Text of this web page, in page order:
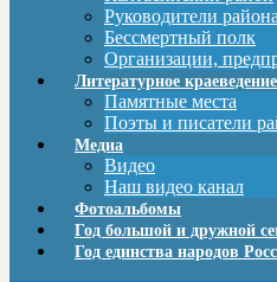
Руководители района
Бессмертный полк
Организации,
Литературное краеведение
Памятные места
Поэты и писатели
Медиа
Видео
Наш видео канал
Фотоальбомы
Год большой и дружной
Год единства народов